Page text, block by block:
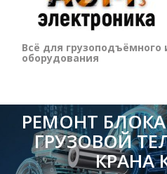
Всё для
оборудования
РЕМОНТ
ГРУЗОВОЙ
КРАНА